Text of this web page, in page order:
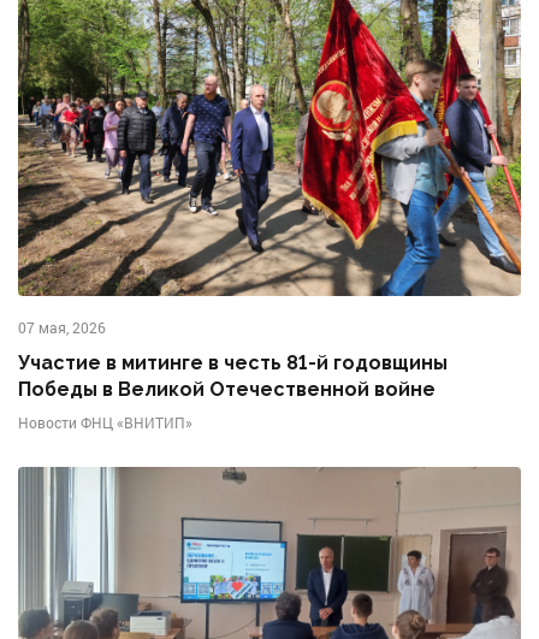
07 мая, 2026
Участие в митинге в честь 81-й годовщины
Победы в Великой Отечественной войне
Новости ФНЦ «ВНИТИП»